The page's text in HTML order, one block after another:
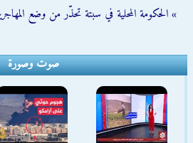
» الحكومة المحلية في سبتة تحذّر من وضع
صوت وصورة